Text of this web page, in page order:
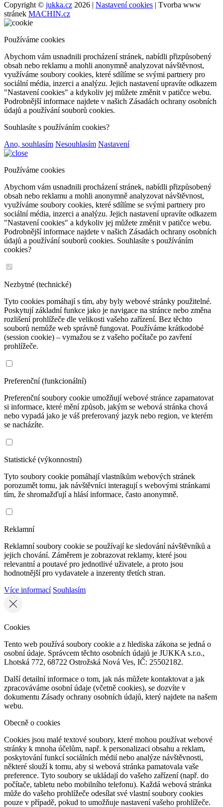
Copyright © jukka.cz 2026 | Nastavení cookies | Tvorba www
stránek MACHIN.cz
Používáme cookies
Abychom vám usnadnili procházení stránek, nabídli přizpůsobený
obsah nebo reklamu a mohli anonymně analyzovat návštěvnost,
využíváme soubory cookies, které sdílíme se svými partnery pro
sociální média, inzerci a analýzu. Jejich nastavení upravíte odkazem
"Nastavení cookies" a kdykoliv jej můžete změnit v patičce webu.
Podrobnější informace najdete v našich Zásadách ochrany osobních
údajů a používání souborů cookies.
Souhlasíte s používáním cookies?
Ano, souhlasím Nesouhlasím Nastavení
Používáme cookies
Abychom vám usnadnili procházení stránek, nabídli přizpůsobený
obsah nebo reklamu a mohli anonymně analyzovat návštěvnost,
využíváme soubory cookies, které sdílíme se svými partnery pro
sociální média, inzerci a analýzu. Jejich nastavení upravíte odkazem
"Nastavení cookies" a kdykoliv jej můžete změnit v patičce webu.
Podrobnější informace najdete v našich Zásadách ochrany osobních
údajů a používání souborů cookies. Souhlasíte s používáním
cookies?
Nezbytné (technické)
Tyto cookies pomáhají s tím, aby byly webové stránky použitelné.
Poskytují základní funkce jako je navigace na stránce nebo změna
rozlišení prohlížeče dle velikosti vašeho zařízení. Bez těchto
souborů nemůže web správně fungovat. Používáme krátkodobé
(session cookie) – vymažou se z vašeho počítače po zavření
prohlížeče.
Preferenční (funkcionální)
Preferenční soubory cookie umožňují webové stránce zapamatovat
si informace, které mění způsob, jakým se webová stránka chová
nebo vypadá jako je váš preferovaný jazyk nebo region, ve kterém
se nacházíte.
Statistické (výkonnostní)
Tyto soubory cookie pomáhají vlastníkům webových stránek
porozumět tomu, jak návštěvníci interagují s webovými stránkami
tím, že shromažďují a hlásí informace, často anonymně.
Reklamní
Reklamní soubory cookie se používají ke sledování návštěvníků a
jejich chování. Záměrem je zobrazovat reklamy, které jsou
relevantní a poutavé pro jednotlivé uživatele, a proto jsou
hodnotnější pro vydavatele a inzerenty třetích stran.
Více informací Souhlasím
Cookies
Tento web používá soubory cookie a z hlediska zákona se jedná o
osobní údaje. Správcem těchto osobních údajů je JUKKA s.r.o.,
Lhotská 772, 68722 Ostrožská Nová Ves, IČ: 25502182.
Další detailní informace o tom, jak nás můžete kontaktovat a jak
zpracováváme osobní údaje (včetně cookies), se dozvíte v
dokumentu Zásady ochrany osobních údajů, který najdete na našem
webu.
Obecně o cookies
Cookies jsou malé textové soubory, které mohou používat webové
stránky k mnoha účelům, např. k personalizaci obsahu a reklam,
poskytování funkcí sociálních médií nebo analýze návštěvnosti,
některé slouží k tomu, aby si webová stránka pamatovala vaše
preference. Tyto soubory se ukládají do vašeho zařízení (např. do
počítače, tabletu nebo mobilního telefonu). Každá webová stránka
může do vašeho prohlížeče odesílat své vlastní soubory cookies
pouze v případě, pokud to umožňuje nastavení vašeho prohlížeče.